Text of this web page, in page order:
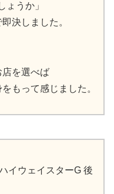
ょうか」
決しました。
を選べば
もって感じました。
イウェイスターG 後